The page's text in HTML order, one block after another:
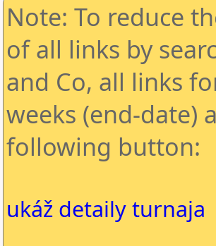
Note: To reduce
of all links by
and Co, all links
weeks (end-date)
following button:
ukáž detaily turnaja